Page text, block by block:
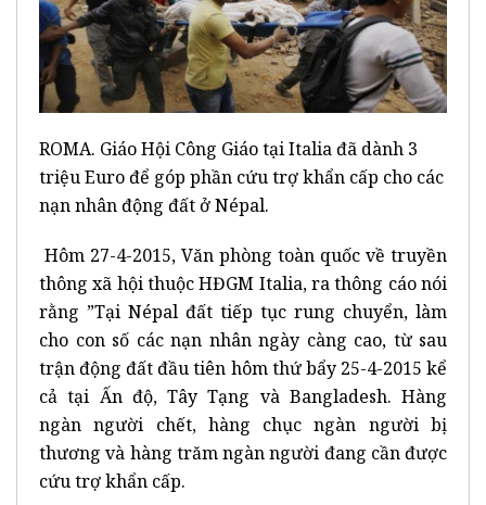
ROMA. Giáo Hội Công Giáo tại Italia đã dành 3
triệu Euro để góp phần cứu trợ khẩn cấp cho các
nạn nhân động đất ở Népal.
Hôm 27-4-2015, Văn phòng toàn quốc về truyền
thông xã hội thuộc HĐGM Italia, ra thông cáo nói
rằng ”Tại Népal đất tiếp tục rung chuyển, làm
cho con số các nạn nhân ngày càng cao, từ sau
trận động đất đầu tiên hôm thứ bẩy 25-4-2015 kể
cả tại Ấn độ, Tây Tạng và Bangladesh. Hàng
ngàn người chết, hàng chục ngàn người bị
thương và hàng trăm ngàn người đang cần được
cứu trợ khẩn cấp.